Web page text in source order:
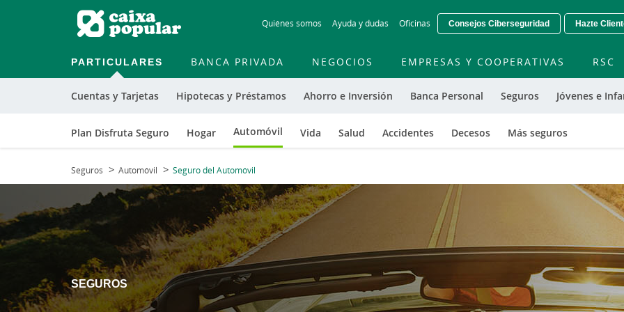
to
contentt
Quiénes somos Ayuda y dudas Oficinas Consejos Ciberseguridad Hazte
PARTICULARES
Cuentas y Tarjetas Hipotecas y Préstamos Ahorro e Inversión Banca Personal Seguros
Plan Disfruta Seguro Hogar Automóvil Vida Salud Accidentes Decesos Más seguros
Jóvenes e
BANCA PRIVADA NEGOCIOS EMPRESAS Y COOPERATIVAS RSC
Seguros Automóvil Seguro del Automóvil
SEGUROS